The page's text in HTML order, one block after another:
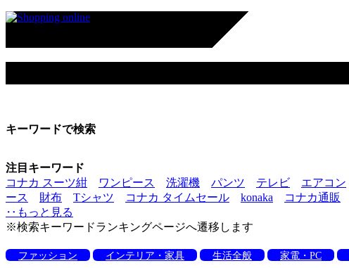
キーワードで検索
注目キーワード
コナカ スーツ紺
ワンピース 洗濯機 パンツ テレビ エアコン
ース
財布 Tシャツ コナカ タイムセール konaka
コナカ通販
‥もっと見る
※検索キーワードランキングページへ遷移します
ファッション インテリア・家具 生活全般 家電・PC